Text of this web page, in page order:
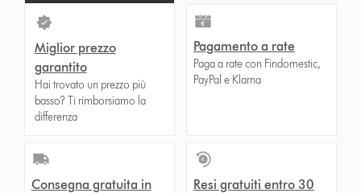
Miglior prezzo
garantito
Hai trovato un prezzo più
basso? Ti rimborsiamo la
differenza
Pagamento a rate
Paga a rate con Findomestic,
PayPal e Klarna
Consegna gratuita in
Resi gratuiti entro 30